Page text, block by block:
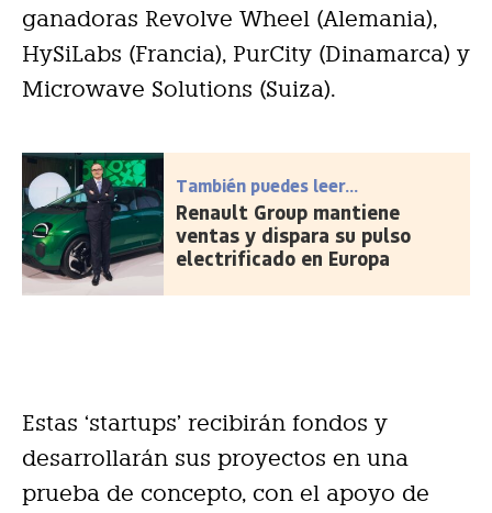
ganadoras Revolve Wheel (Alemania),
HySiLabs (Francia), PurCity (Dinamarca) y
Microwave Solutions (Suiza).
También puedes leer...
Renault Group mantiene
ventas y dispara su pulso
electrificado en Europa
Estas ‘startups’ recibirán fondos y
desarrollarán sus proyectos en una
prueba de concepto, con el apoyo de